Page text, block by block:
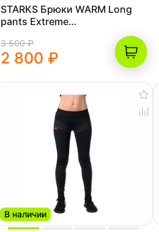
STARKS Брюки WARM Long
pants Extreme
3 500 ₽
2 800 ₽
В наличии